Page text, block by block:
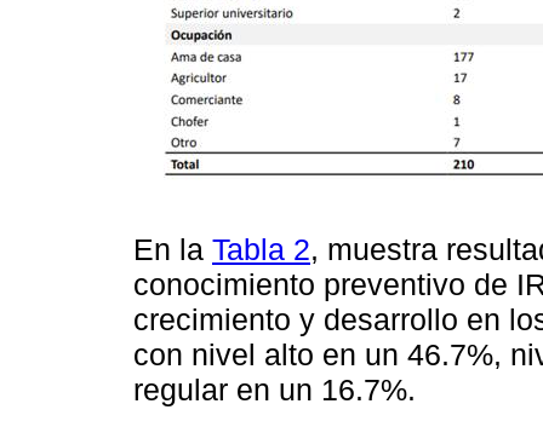
En la Tabla 2, muestra
conocimiento preventivo de
crecimiento y desarrollo en
con nivel alto en un 46.7%,
regular en un 16.7%.